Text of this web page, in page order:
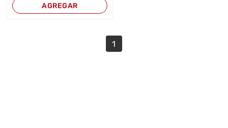
AGREGAR
1